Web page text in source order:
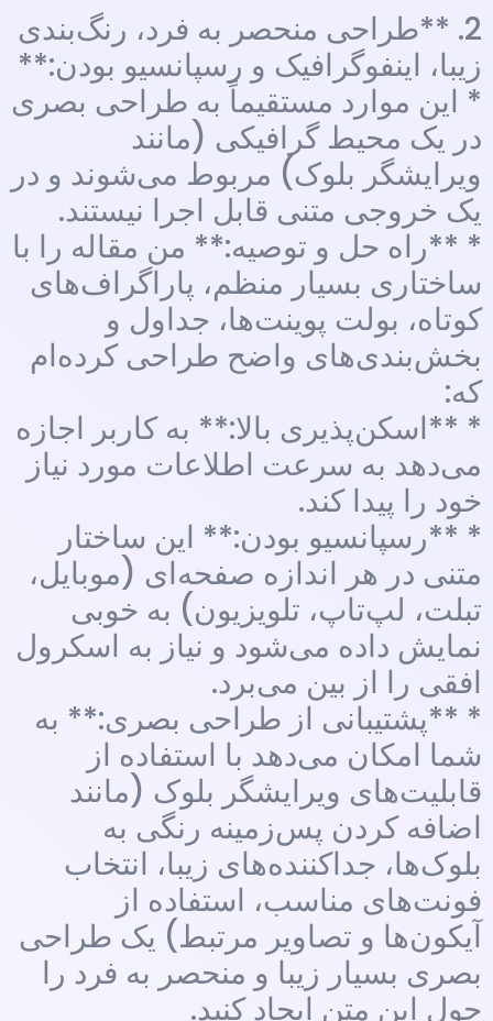
2. **طراحی منحصر به فرد، رنگ‌بندی
زیبا، اینفوگرافیک و رسپانسیو بودن:**
* این موارد مستقیماً به طراحی بصری
در یک محیط گرافیکی (مانند
ویرایشگر بلوک) مربوط می‌شوند و در
یک خروجی متنی قابل اجرا نیستند.
* **راه حل و توصیه:** من مقاله را با
ساختاری بسیار منظم، پاراگراف‌های
کوتاه، بولت پوینت‌ها، جداول و
بخش‌بندی‌های واضح طراحی کرده‌ام
که:
* **اسکن‌پذیری بالا:** به کاربر اجازه
می‌دهد به سرعت اطلاعات مورد نیاز
خود را پیدا کند.
* **رسپانسیو بودن:** این ساختار
متنی در هر اندازه صفحه‌ای (موبایل،
تبلت، لپ‌تاپ، تلویزیون) به خوبی
نمایش داده می‌شود و نیاز به اسکرول
افقی را از بین می‌برد.
* **پشتیبانی از طراحی بصری:** به
شما امکان می‌دهد با استفاده از
قابلیت‌های ویرایشگر بلوک (مانند
اضافه کردن پس‌زمینه رنگی به
بلوک‌ها، جداکننده‌های زیبا، انتخاب
فونت‌های مناسب، استفاده از
آیکون‌ها و تصاویر مرتبط) یک طراحی
بصری بسیار زیبا و منحصر به فرد را
حول این متن ایجاد کنید.